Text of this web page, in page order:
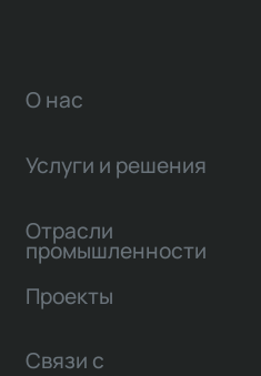
О нас
Услуги и решения
Отрасли
промышленности
Проекты
Связи с